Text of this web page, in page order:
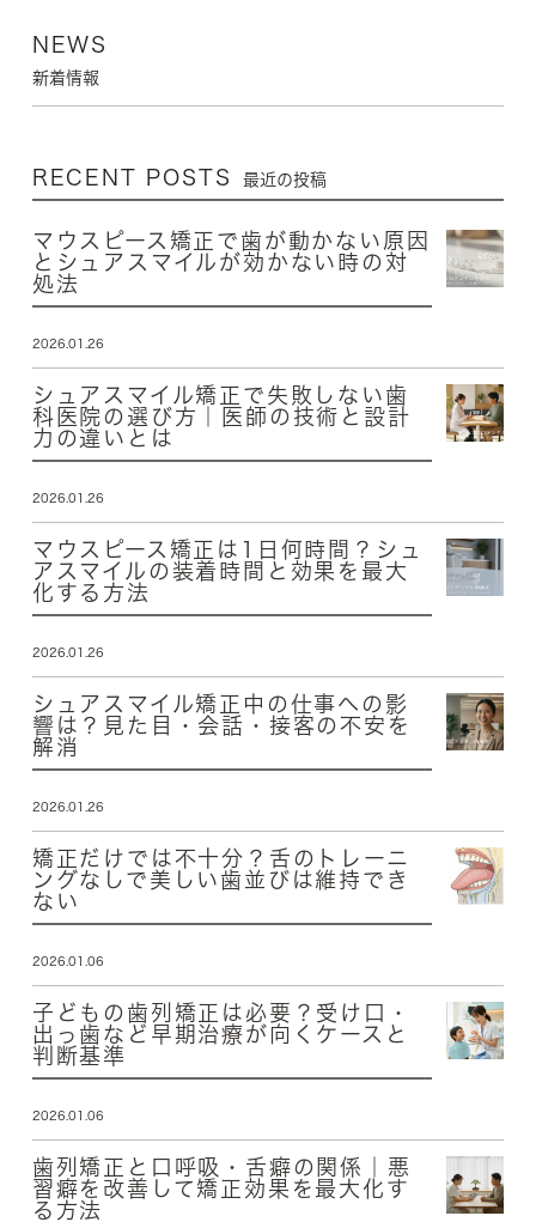
NEWS
新着情報
RECENT POSTS 最近の投稿
マウスピース矯正で歯が動かない原因
とシュアスマイルが効かない時の対
処法
2026.01.26
シュアスマイル矯正で失敗しない歯
科医院の選び方｜医師の技術と設計
力の違いとは
2026.01.26
マウスピース矯正は1日何時間？シュ
アスマイルの装着時間と効果を最大
化する方法
2026.01.26
シュアスマイル矯正中の仕事への影
響は？見た目・会話・接客の不安を
解消
2026.01.26
矯正だけでは不十分？舌のトレーニ
ングなしで美しい歯並びは維持でき
ない
2026.01.06
子どもの歯列矯正は必要？受け口・
出っ歯など早期治療が向くケースと
判断基準
2026.01.06
歯列矯正と口呼吸・舌癖の関係｜悪
習癖を改善して矯正効果を最大化す
る方法